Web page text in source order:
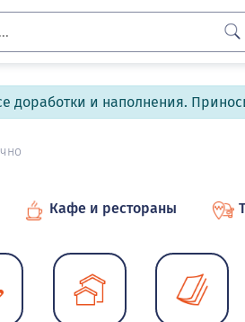
доработки и наполнения.
Кафе и рестораны